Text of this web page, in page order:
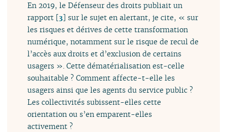
En 2019, le Défenseur des droits publiait un
rapport [3] sur le sujet en alertant, je cite, « sur
les risques et dérives de cette transformation
numérique, notamment sur le risque de recul de
l’accès aux droits et d’exclusion de certains
usagers ». Cette dématérialisation est-celle
souhaitable ? Comment affecte-t-elle les
usagers ainsi que les agents du service public ?
Les collectivités subissent-elles cette
orientation ou s’en emparent-elles
activement ?